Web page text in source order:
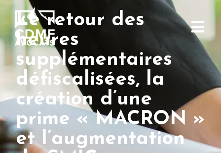
Le retour des
heures
supplémentaires
défiscalisées, la
création d’une
prime « MACRON »
et l’augmentation